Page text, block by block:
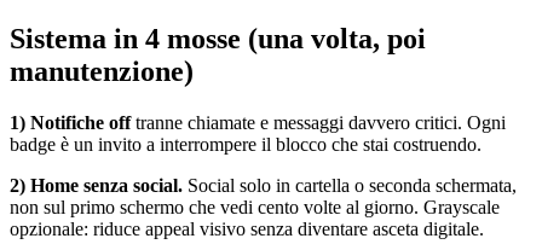
Sistema in 4 mosse (una volta, poi
manutenzione)
1) Notifiche offtranne chiamate e messaggi davvero critici. Ogni
badge è un invito a interrompere il blocco che stai costruendo.
2) Home senza social. Social solo in cartella o seconda schermata,
non sul primo schermo che vedi cento volte al giorno. Grayscale
opzionale: riduce appeal visivo senza diventare asceta digitale.